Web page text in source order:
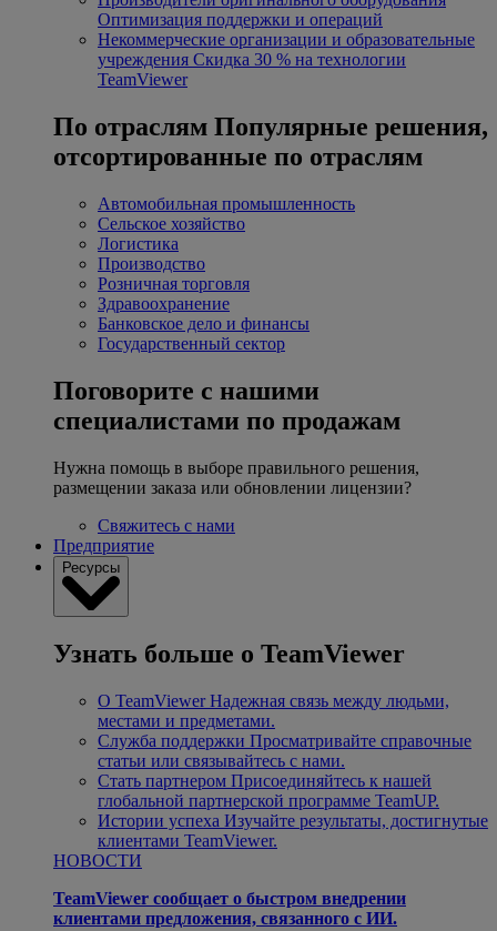
Оптимизация поддержки и операций
Некоммерческие организации и образовательные
учреждения Скидка 30 % на технологии
TeamViewer
По отраслям Популярные решения,
отсортированные по отраслям
Автомобильная промышленность
Сельское хозяйство
Логистика
Производство
Розничная торговля
Здравоохранение
Банковское дело и финансы
Государственный сектор
Поговорите с нашими
специалистами по продажам
Нужна помощь в выборе правильного решения,
размещении заказа или обновлении лицензии?
Свяжитесь с нами
Предприятие
Ресурсы
Узнать больше о TeamViewer
О TeamViewer Надежная связь между людьми,
местами и предметами.
Служба поддержки Просматривайте справочные
статьи или связывайтесь с нами.
Стать партнером Присоединяйтесь к нашей
глобальной партнерской программе TeamUP.
Истории успеха Изучайте результаты, достигнутые
клиентами TeamViewer.
НОВОСТИ
TeamViewer сообщает о быстром внедрении
клиентами предложения, связанного с ИИ.